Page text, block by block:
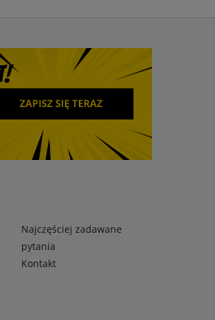
Najczęściej zadawane
pytania
Kontakt